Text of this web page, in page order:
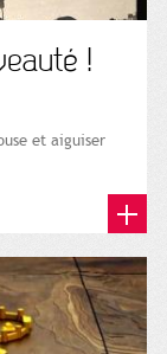
!
et aiguiser